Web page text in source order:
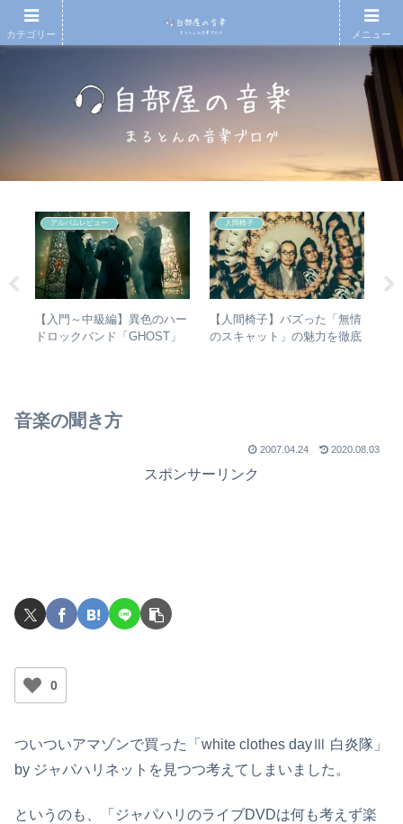
アルバムレビュー
【入門～中級編】異色のハー
ドロックバンド「GHOST」
人間椅子
【人間椅子】バズった「無情
のスキャット」の魅力を徹底
音楽の聞き方
2007.04.24 2020.08.03
スポンサーリンク
0
ついついアマゾンで買った「white clothes dayⅢ 白炎隊」
by ジャパハリネットを見つつ考えてしまいました。
というのも、「ジャパハリのライブDVDは何も考えず楽
カテゴリー メニュー